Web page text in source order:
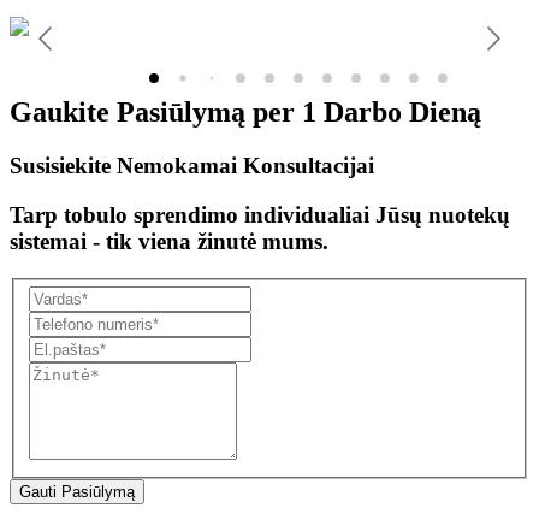
Gaukite Pasiūlymą per 1 Darbo Dieną
Susisiekite Nemokamai Konsultacijai
Tarp tobulo sprendimo individualiai Jūsų nuotekų
sistemai - tik viena žinutė mums.
Gauti Pasiūlymą